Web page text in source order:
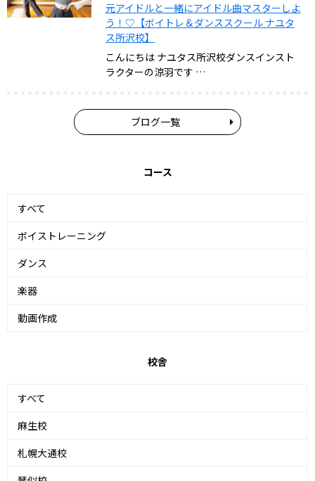
元アイドルと一緒にアイドル曲マスターしよ
う！♡【ボイトレ＆ダンススクール ナユタ
ス所沢校】
こんにちは ナユタス所沢校ダンスインスト
ラクターの涼羽です …
ブログ一覧
コース
すべて
ボイストレーニング
ダンス
楽器
動画作成
校舎
すべて
麻生校
札幌大通校